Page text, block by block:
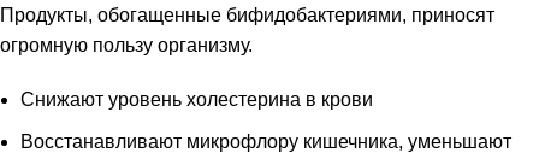
Продукты, обогащенные бифидобактериями, приносят
огромную пользу организму.
Снижают уровень холестерина в крови
Восстанавливают микрофлору кишечника, уменьшают